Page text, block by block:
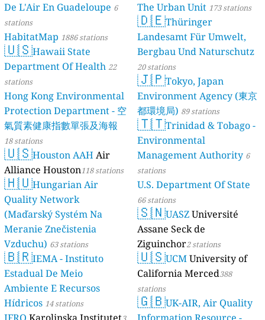
De L'Air En Guadeloupe 6
stations
HabitatMap 1886 stations
🇺🇸Hawaii State
Department Of Health 22
stations
Hong Kong Environmental
Protection Department - 空
氣質素健康指數單張及海報
18 stations
🇺🇸Houston AAH Air
Alliance Houston118 stations
🇭🇺Hungarian Air
Quality Network
(Maďarský Systém Na
Meranie Znečistenia
Vzduchu) 63 stations
🇧🇷IEMA - Instituto
Estadual De Meio
Ambiente E Recursos
Hídricos 14 stations
The Urban Unit 173 stations
🇩🇪Thüringer
Landesamt Für Umwelt,
Bergbau Und Naturschutz
20 stations
🇯🇵Tokyo, Japan
Environment Agency (東京
都環境局) 89 stations
🇹🇹Trinidad & Tobago -
Environmental
Management Authority 6
stations
U.S. Department Of State
66 stations
🇸🇳UASZUniversité
Assane Seck de
Ziguinchor2 stations
🇺🇸UCMUniversity of
California Merced388
stations
🇬🇧UK-AIR, Air Quality